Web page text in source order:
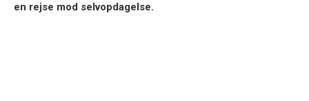
en rejse mod selvopdagelse.